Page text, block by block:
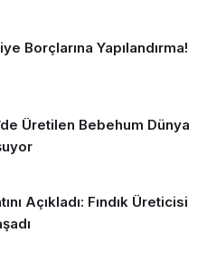
Borçlarına Yapılandırma!
Üretilen Bebehum Dünya
Açıkladı: Fındık Üreticisi